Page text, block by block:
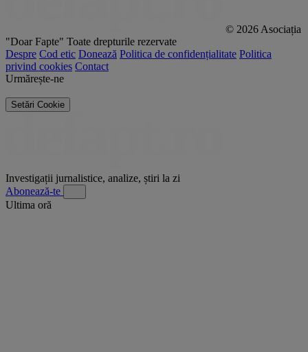
© 2026 Asociația
"Doar Fapte" Toate drepturile rezervate
Despre Cod etic Donează Politica de confidențialitate Politica
privind cookies Contact
Urmărește-ne
Setări Cookie
Investigații jurnalistice, analize, știri la zi
Abonează-te
Ultima oră